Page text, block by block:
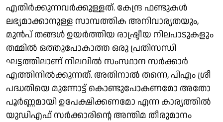
എതിര്‍ക്കുന്നവര്‍ക്കുള്ളത്. കേന്ദ്ര ഫണ്ടുകള്‍
ലഭ്യമാക്കാനുള്ള സാമ്പത്തിക അനിവാര്യതയും,
മുന്‍പ് തങ്ങള്‍ ഉയര്‍ത്തിയ രാഷ്ട്രീയ നിലപാടുകളും
തമ്മില്‍ ഒത്തുപോകാത്ത ഒരു പ്രതിസന്ധി
ഘട്ടത്തിലാണ് നിലവില്‍ സംസ്ഥാന സര്‍ക്കാര്‍
എത്തിനില്‍ക്കുന്നത്. അതിനാല്‍ തന്നെ, പിഎം ശ്രീ
പദ്ധതിയെ മുന്നോട്ട് കൊണ്ടുപോകണമോ അതോ
പൂര്‍ണ്ണമായി ഉപേക്ഷിക്കണമോ എന്ന കാര്യത്തില്‍
യുഡിഎഫ് സര്‍ക്കാരിന്റെ അന്തിമ തീരുമാനം